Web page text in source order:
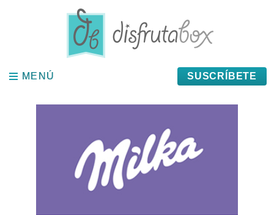
MENÚ
MENÚ SUSCRÍBETE